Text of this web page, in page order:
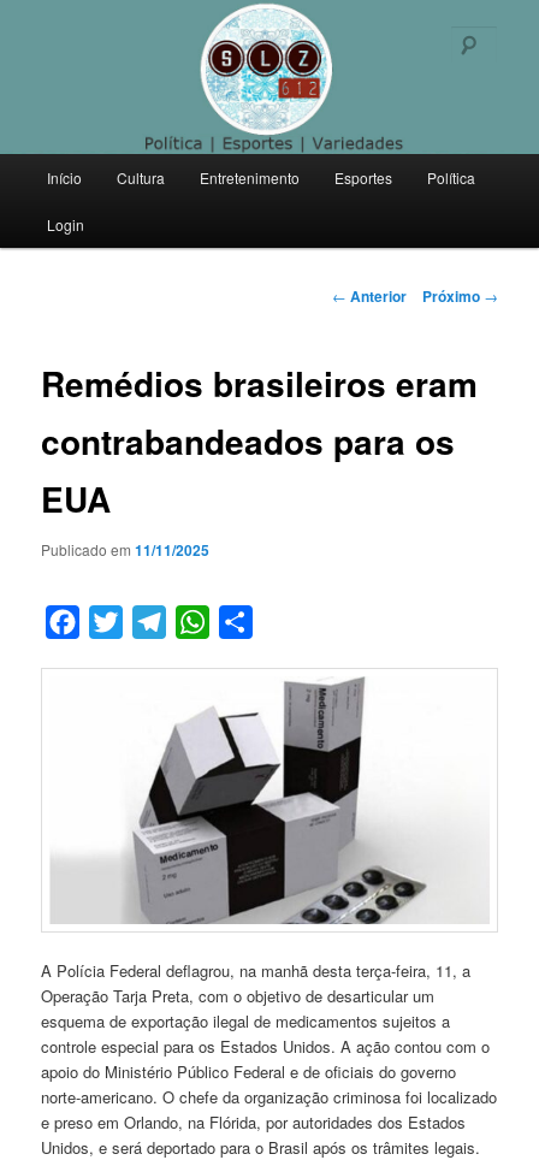
Politica | Esportes | Variedades
principal
Pular
para
principal
Início Cultura Entretenimento Esportes Política
Login
Navegação
← Anterior Próximo →
Remédios brasileiros eram
contrabandeados para os
EUA
Publicado em11/11/2025
Facebook
Twitter TelegramWhatsApp
A Polícia Federal deflagrou, na manhã desta terça-feira, 11, a
Operação Tarja Preta, com o objetivo de desarticular um
esquema de exportação ilegal de medicamentos sujeitos a
controle especial para os Estados Unidos. A ação contou com o
apoio do Ministério Público Federal e de oficiais do governo
norte-americano. O chefe da organização criminosa foi localizado
e preso em Orlando, na Flórida, por autoridades dos Estados
Unidos, e será deportado para o Brasil após os trâmites legais.